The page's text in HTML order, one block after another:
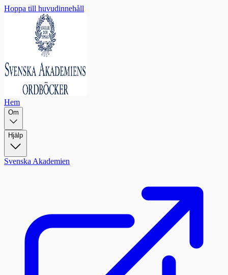
Hoppa till huvudinnehåll
Hem
Om
Hjälp
Svenska Akademien